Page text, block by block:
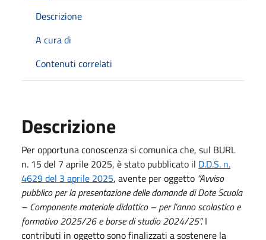
Descrizione
A cura di
Contenuti correlati
Descrizione
Per opportuna conoscenza si comunica che, sul BURL
n. 15 del 7 aprile 2025, è stato pubblicato il D.D.S. n.
4629 del 3 aprile 2025, avente per oggetto “Avviso
pubblico per la presentazione delle domande di Dote Scuola
– Componente materiale didattico – per l’anno scolastico e
formativo 2025/26 e borse di studio 2024/25”.I
contributi in oggetto sono finalizzati a sostenere la